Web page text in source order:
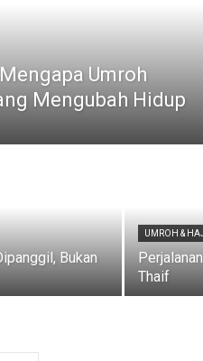
Umroh
Mengubah Hidup
Bukan
UMROH &
Thaif